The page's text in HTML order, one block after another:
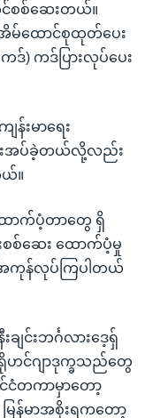
စစ်ဆေးတယ်။
ထောင်စုထုတ်ပေး
ကဒ်) ကဒ်ပြားလုပ်ပေး
းမာရေး
ေးအပ်ခဲ့တယ်လို့လည်း
ယ်။
ောက်ပံ့တာတွေ ရှိ
စစ်ဆေး ထောက်ပံ့မှု
ကုန်လုပ်ကြပါတယ်
ျင်းဘင်္ဂလားဒေ့ရှ်
ဟင်ဂျာဒုက္ခသည်တွေ
င်ငံတကာမှာတော့
မြန်မာအစိုးရကတော့